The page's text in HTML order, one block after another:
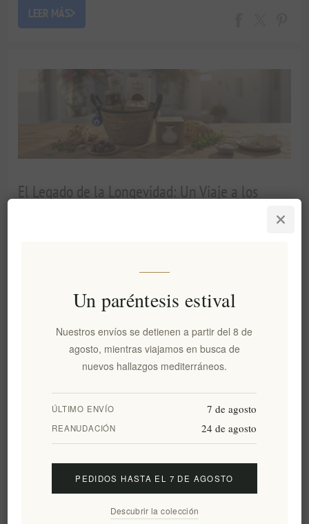
LEER MÁS
El Legado de la Longevidad: Un Viaje a los
de aceites de oliva virgen extra de alto contenido fenólico y
mieles orgánicas. Xenophon Liapakis explora su origen
artesanal y beneficios, invitándole a un estilo de vida de lujo
sostenible.
LEER MÁS
La Dieta Tradicional Cretense: Un Legado de
Un paréntesis estival
Nuestros envíos se detienen a partir del 8 de
agosto, mientras viajamos en busca de
nuevos hallazgos mediterráneos.
ÚLTIMO ENVÍO 7 de agosto
REANUDACIÓN 24 de agosto
PEDIDOS HASTA EL 7 DE AGOSTO
Descubrir la colección